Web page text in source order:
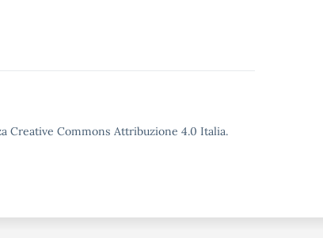
Creative Commons Attribuzione 4.0 Italia.